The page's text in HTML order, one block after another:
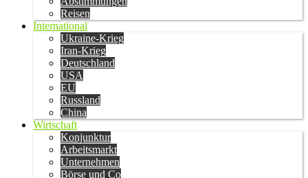
Reisen
International
Ukraine-Krieg
Iran-Krieg
Deutschland
USA
EU
Russland
China
Wirtschaft
Konjunktur
Arbeitsmarkt
Unternehmen
Börse und Co